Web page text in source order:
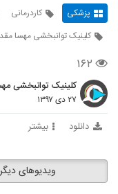
پزشکی کاردرمانی
کلینیک توانبخشی مهسا
۱۶۲
۲۷ دی ۱۳۹۷
دانلود بیشتر
ویدیوهای